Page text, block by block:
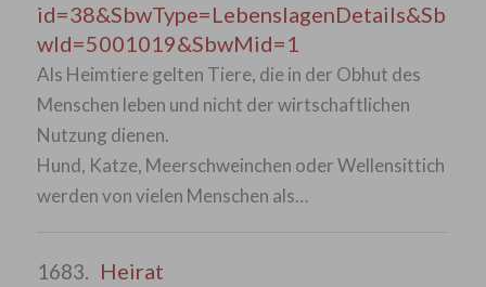
id=38&SbwType=LebenslagenDetails&Sb
wId=5001019&SbwMid=1
Als Heimtiere gelten Tiere, die in der Obhut des
Menschen leben und nicht der wirtschaftlichen
Nutzung dienen.
Hund, Katze, Meerschweinchen oder Wellensittich
werden von vielen Menschen als…
1683. Heirat